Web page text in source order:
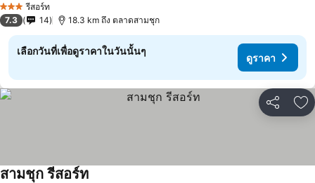
3 ดาว รีสอร์ท
7.3 14 18.3 km ถึง ตลาดสามชุก
เลือกวันที่เพื่อดูราคาในวันนั้นๆ
ดูราคา
แชร์ เ
สามชุก รีสอร์ท